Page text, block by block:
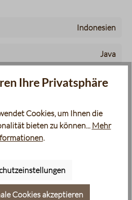
Indonesien
Java
Estate - außergewöhnlicher
von
800 m -bis
1500 m
Ihre Privatsphäre
Cookies, um Ihnen die
bieten zu können... Mehr
.
Cookies akzeptieren